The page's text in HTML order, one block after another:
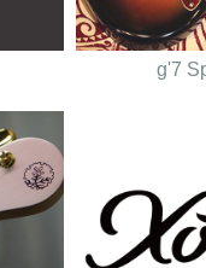
g'7